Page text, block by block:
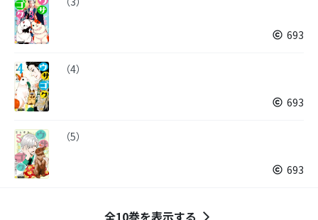
693
（4）
693
（5）
693
全10巻を表示する